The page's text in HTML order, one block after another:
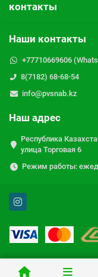
контакты
Наши контакты
+77710669606
8(7182) 68-68-54
info@pvsnab.kz
Наш адрес
Республика
улица Торговая 6
Режим работы: